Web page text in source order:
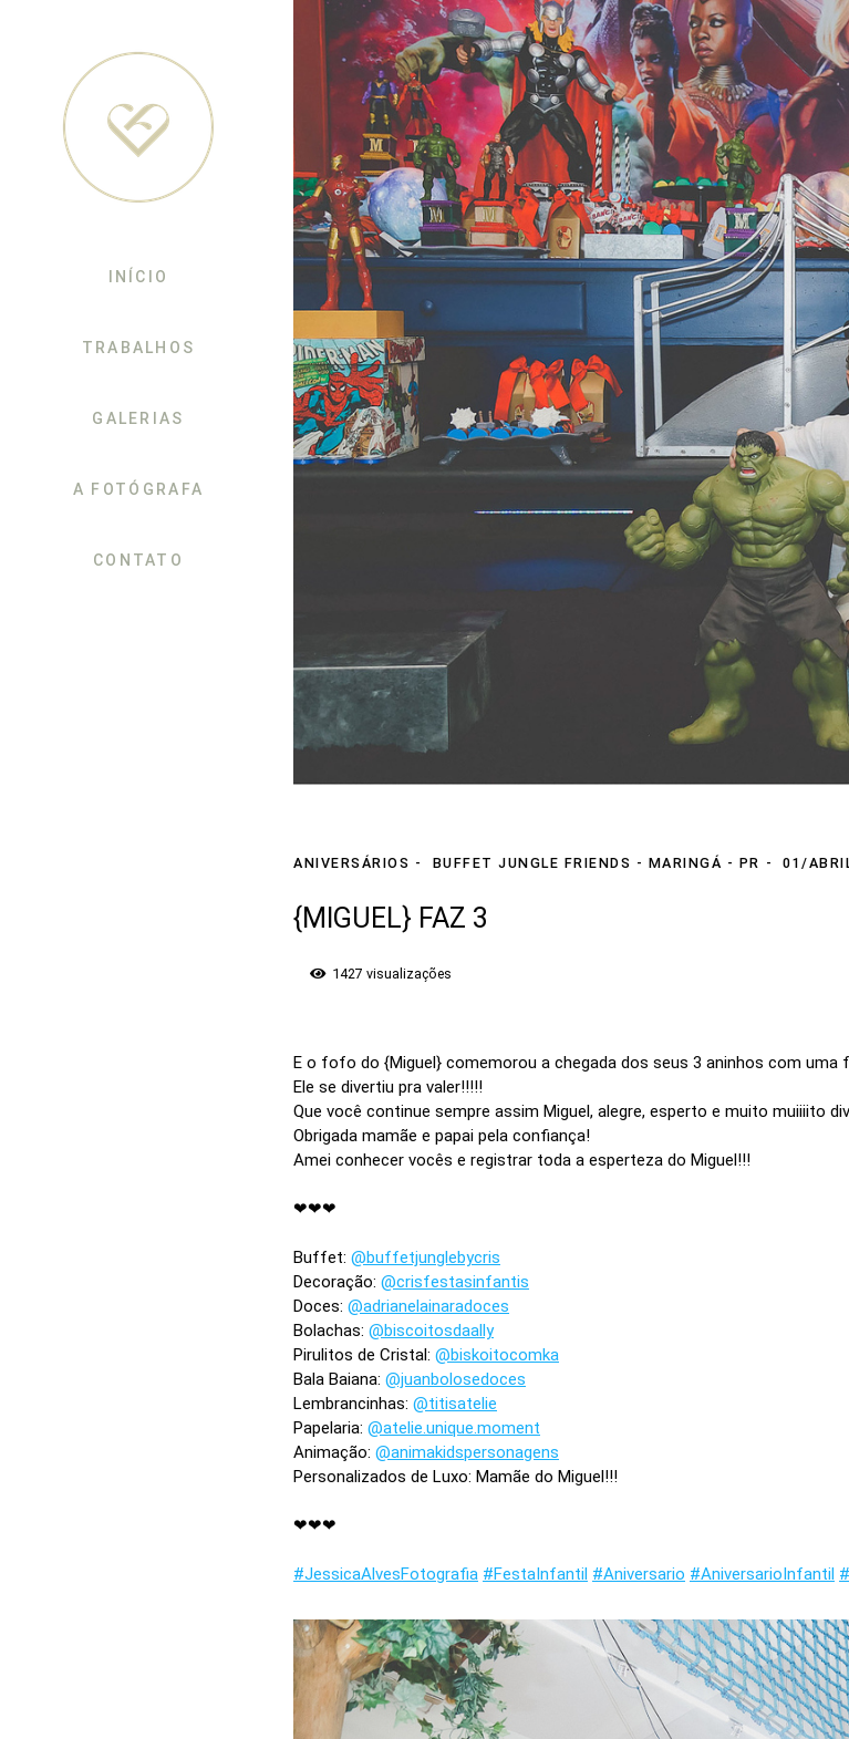
INÍCIO
TRABALHOS
GALERIAS
A FOTÓGRAFA
CONTATO
ANIVERSÁRIOS BUFFET JUNGLE FRIENDS - MARINGÁ - PR 01/
{MIGUEL} FAZ 3
1427 visualizações
E o fofo do {Miguel} comemorou a chegada dos seus 3 aninhos com uma
Ele se divertiu pra valer!!!!!
Que você continue sempre assim Miguel, alegre, esperto e muito muiiiito
Obrigada mamãe e papai pela confiança!
Amei conhecer vocês e registrar toda a esperteza do Miguel!!!
❤❤❤
Buffet: @buffetjunglebycris
Decoração: @crisfestasinfantis
Doces: @adrianelainaradoces
Bolachas: @biscoitosdaally
Pirulitos de Cristal: @biskoitocomka
Bala Baiana: @juanbolosedoces
Lembrancinhas: @titisatelie
Papelaria: @atelie.unique.moment
Animação: @animakidspersonagens
Personalizados de Luxo: Mamãe do Miguel!!!
❤❤❤
#JessicaAlvesFotografia #FestaInfantil #Aniversario #AniversarioInfantil